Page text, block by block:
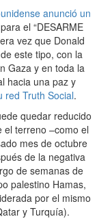
anunció un
el “DESARME
vez que Donald
este tipo, con la
Gaza y en toda la
hacia una paz y
red Truth Social.
quedar reducido
el terreno –como el
mes de octubre
de la negativa
de semanas de
palestino Hamas,
por el mismo
y Turquía).